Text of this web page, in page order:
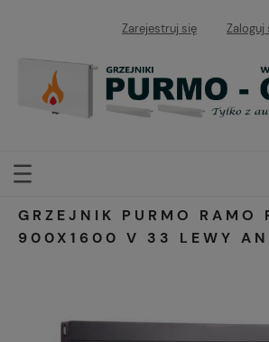
Zarejestruj się Zaloguj
GRZEJNIK PURMO RAMO
900X1600 V 33 LEWY